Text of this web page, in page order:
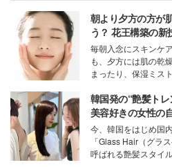
朝より夕方の方が
う？ 花王構築の新
ーターキャプチャ
ン（捕水肌）」が
の常識を変える予
毎朝入念にスキンケ
も、夕方には肌の乾
まったり、保湿ミス
な美容の常識を大き
性を秘めた、革新的
Capturing Skin（ウォ
プチャリングスキン
技術を、花王が構築
韓国発の“艶髪ト
美容好きの女性の
「ヘアケア事情」
今、韓国をはじめ国
「Glass Hair（グラ
呼ばれる艶髪スタイ